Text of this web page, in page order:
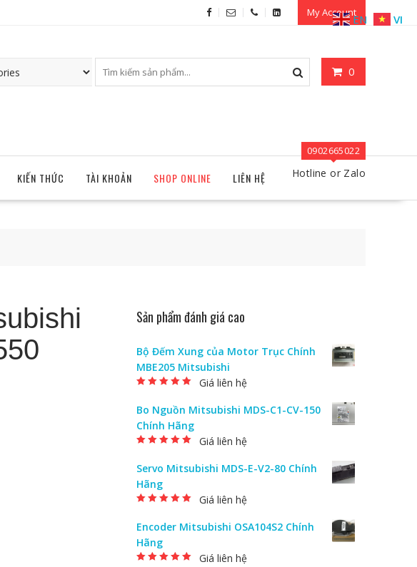
My Account
0
KIẾN THỨC TÀI KHOẢN SHOP ONLINE LIÊN HỆ
0902665022
Hotline or Zalo
Sản phẩm đánh giá cao
Bộ Đếm Xung của Motor Trục Chính
MBE205 Mitsubishi
Giá liên hệ
Bo Nguồn Mitsubishi MDS-C1-CV-150
Chính Hãng
Giá liên hệ
Servo Mitsubishi MDS-E-V2-80 Chính
Hãng
Giá liên hệ
Encoder Mitsubishi OSA104S2 Chính
Hãng
Giá liên hệ
EN VI